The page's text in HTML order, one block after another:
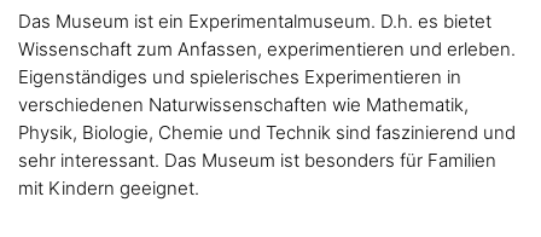
Das Museum ist ein Experimentalmuseum. D.h. es bietet
Wissenschaft zum Anfassen, experimentieren und erleben.
Eigenständiges und spielerisches Experimentieren in
verschiedenen Naturwissenschaften wie Mathematik,
Physik, Biologie, Chemie und Technik sind faszinierend und
sehr interessant. Das Museum ist besonders für Familien
mit Kindern geeignet.